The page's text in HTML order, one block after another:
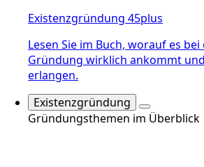
Existenzgründung 45plus
Lesen Sie im Buch, worauf es
Gründung wirklich ankommt
erlangen.
Existenzgründung
Gründungsthemen im Überblick